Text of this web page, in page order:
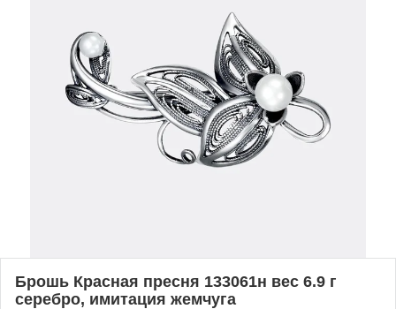
Брошь Красная пресня 133061н вес 6.9 г
серебро, имитация жемчуга